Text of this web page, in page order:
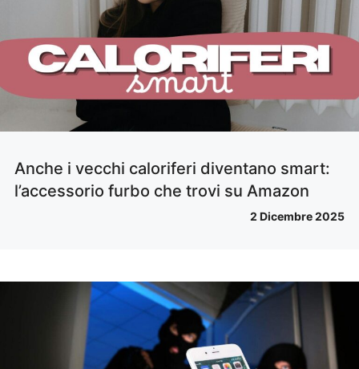
Anche i vecchi caloriferi diventano smart:
l’accessorio furbo che trovi su Amazon
2 Dicembre 2025